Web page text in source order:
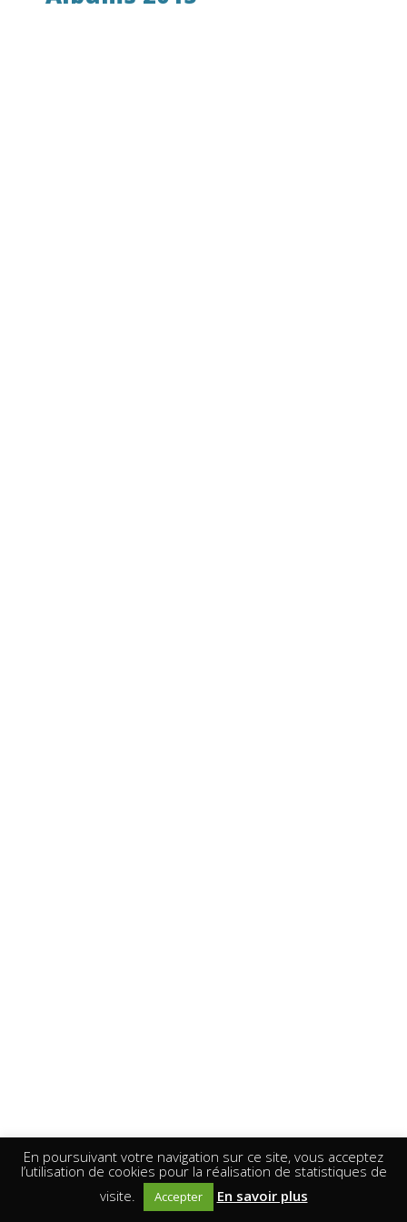
En poursuivant votre navigation sur ce site, vous acceptez
l’utilisation de cookies pour la réalisation de statistiques de
visite.
Accepter En savoir plus